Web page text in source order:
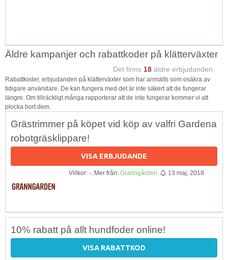
Äldre kampanjer och rabattkoder på klätterväxter
Det finns 18 äldre erbjudanden
Rabattkoder, erbjudanden på klätterväxter som har anmälts som osäkra av
tidigare användare. De kan fungera med det är inte säkert att de fungerar
längre. Om tillräckligt många rapporterar att de inte fungerar kommer vi att
plocka bort dem.
Grästrimmer på köpet vid köp av valfri Gardena
robotgräsklippare!
VISA ERBJUDANDE
Villkor: -. Mer från: Granngården 13 maj, 2018
10% rabatt på allt hundfoder online!
VISA RABATTKOD